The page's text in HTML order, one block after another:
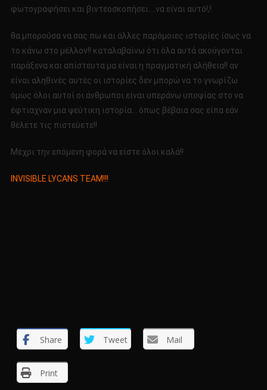
φωτογραφήσει και βιντεοσκοπήσει….να είναι αυτό!;!
θα μπορούσα να σας πω και άλλες παρόμοιες ιστορίες ίσως να
το κάνω στο μέλλον!! καταλαβαίνω ότι όλα αυτά ακούγονται
παράξενα και απίστευτα μα είναι η πραγματική αλήθεια!! αν
είναι αληθινές αυτές οι ιστορίες δεν μπορώ να το γνωρίζω
όμως όλοι αυτοί οι άνθρωποι είναι υπεράνω υποψίας στο να
έφτιαχναν μια ψεύτικη ιστορία… όπως βέβαια σας είπα εάν
θέλετε τις πιστεύετε!!
Μέχρι την επόμενη φορά να είστε όλοι καλά!!
INVISIBLE LYCANS TEAM!!!
Share Tweet Mail
Print